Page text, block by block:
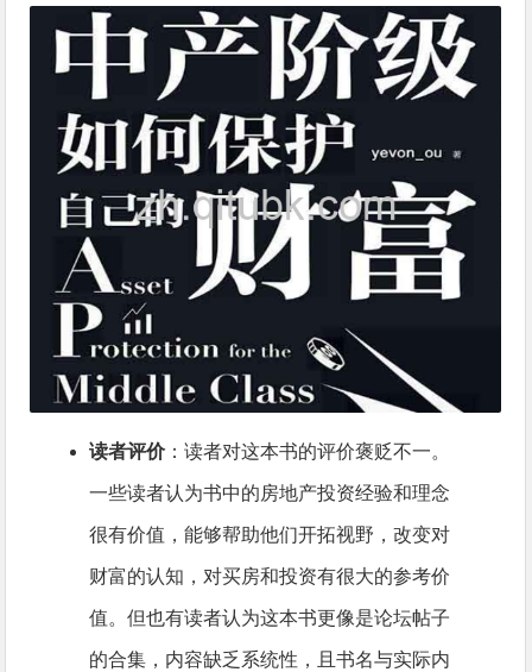
读者评价：读者对这本书的评价褒贬不一。
一些读者认为书中的房地产投资经验和理念
很有价值，能够帮助他们开拓视野，改变对
财富的认知，对买房和投资有很大的参考价
值。但也有读者认为这本书更像是论坛帖子
的合集，内容缺乏系统性，且书名与实际内